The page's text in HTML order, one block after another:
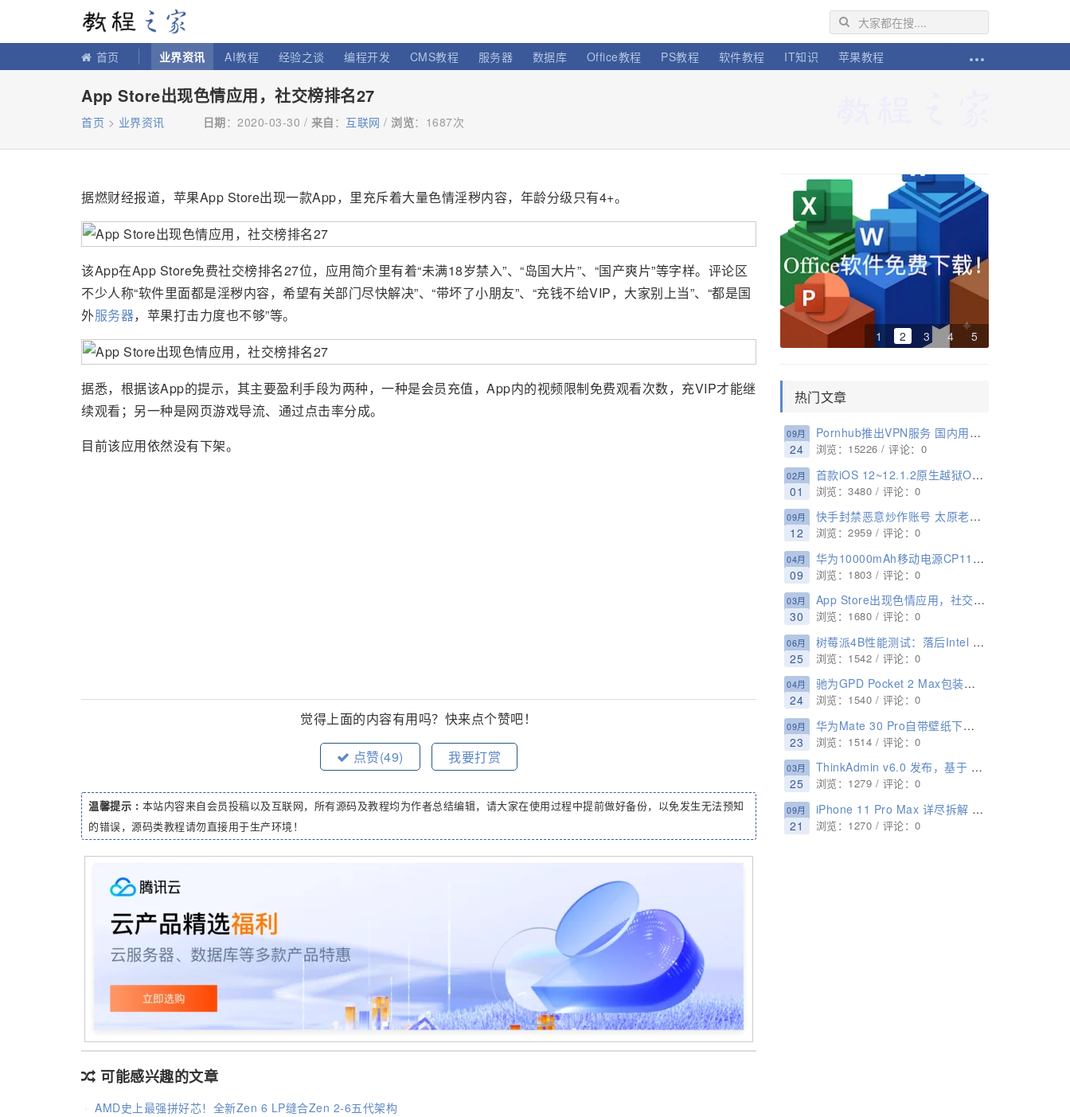
首页 业界资讯 AI教程 经验之谈 编程开发 CMS教程 服务器 数据库 Office教程 PS教程 软件教程 IT知识 苹果教程
App Store出现色情应用，社交榜排名27
首页 > 业界资讯 日期：2020-03-30 / 来自 ： 互联网 / 浏览： 1687次
据燃财经报道，苹果App Store出现一款App，里充斥着大量色情淫秽内容，年龄分级只有4+。
该App在App Store免费社交榜排名27位，应用简介里有着“未满18岁禁入”、“岛国大片”、“国产爽片”等字样。评论区
不少人称“软件里面都是淫秽内容，希望有关部门尽快解决”、“带坏了小朋友”、“充钱不给VIP，大家别上当”、“都是国
外服务器，苹果打击力度也不够”等。
据悉，根据该App的提示，其主要盈利手段为两种，一种是会员充值，App内的视频限制免费观看次数，充VIP才能继
续观看；另一种是网页游戏导流、通过点击率分成。
目前该应用依然没有下架。
觉得上面的内容有用吗？快来点个赞吧！
点赞(49) 我要打赏
温馨提示 : 本站内容来自会员投稿以及互联网，所有源码及教程均为作者总结编辑，请大家在使用过程中提前做好备份，以免发生无法预知
的错误，源码类教程请勿直接用于生产环境！
可能感兴趣的文章
AMD史上最强拼好芯！全新Zen 6 LP缝合Zen 2-6五代架构
1 2 3 4 5
热门文章
09月
24
Pornhub推出VPN服务 国内用户无缘体验！
浏览：15226 / 评论：0
02月
01
首款iOS 12~12.1.2原生越狱OsirisJailbreak12 释出 仅限开发者使用
浏览：3480 / 评论：0
09月
12
快手封禁恶意炒作账号 太原老葛、张大凡等在列
浏览：2959 / 评论：0
04月
09
华为10000mAh移动电源CP11QM拆解
浏览：1803 / 评论：0
03月
30
App Store出现色情应用，社交榜排名27
浏览：1680 / 评论：0
06月
25
树莓派4B性能测试：落后Intel i3多达90%、取代PC实属夸张
浏览：1542 / 评论：0
04月
24
驰为GPD Pocket 2 Max包装盒曝光：采用大按键和8.9英寸显示屏
浏览：1540 / 评论：0
09月
23
华为Mate 30 Pro自带壁纸下载：提前感受机皇
浏览：1514 / 评论：0
03月
25
ThinkAdmin v6.0 发布，基于 ThinkPHP 6.0 的后台开发框架
浏览：1279 / 评论：0
09月
21
iPhone 11 Pro Max 详尽拆解 双层超小主板
浏览：1270 / 评论：0